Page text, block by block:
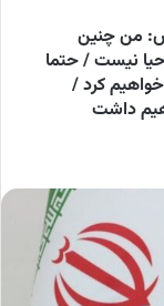
من چنین
نیست / حتما
کرد /
داشت